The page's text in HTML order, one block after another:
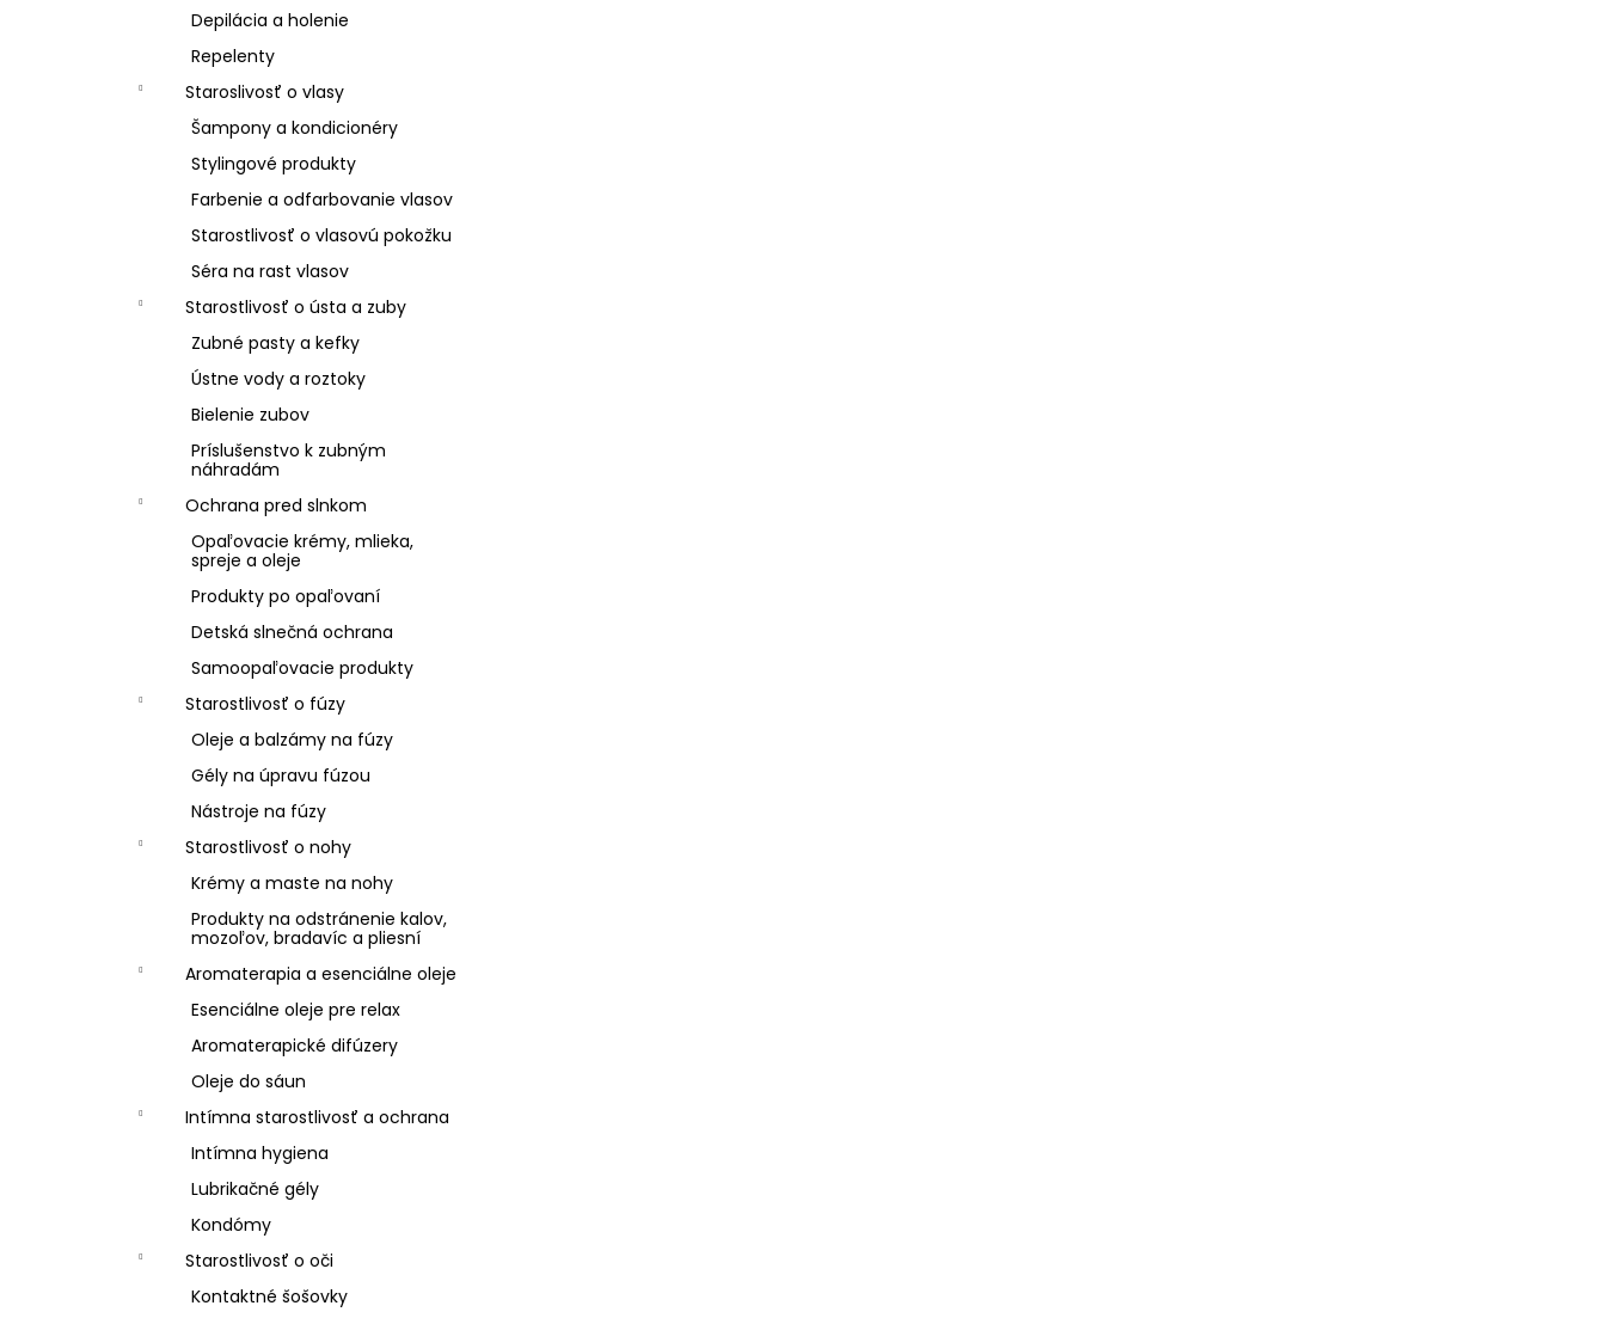
Depilácia a holenie
Repelenty
Staroslivosť o vlasy
Šampony a kondicionéry
Stylingové produkty
Farbenie a odfarbovanie vlasov
Starostlivosť o vlasovú pokožku
Séra na rast vlasov
Starostlivosť o ústa a zuby
Zubné pasty a kefky
Ústne vody a roztoky
Bielenie zubov
Príslušenstvo k zubným
náhradám
Ochrana pred slnkom
Opaľovacie krémy, mlieka,
spreje a oleje
Produkty po opaľovaní
Detská slnečná ochrana
Samoopaľovacie produkty
Starostlivosť o fúzy
Oleje a balzámy na fúzy
Gély na úpravu fúzou
Nástroje na fúzy
Starostlivosť o nohy
Krémy a maste na nohy
Produkty na odstránenie kalov,
mozoľov, bradavíc a pliesní
Aromaterapia a esenciálne oleje
Esenciálne oleje pre relax
Aromaterapické difúzery
Oleje do sáun
Intímna starostlivosť a ochrana
Intímna hygiena
Lubrikačné gély
Kondómy
Starostlivosť o oči
Kontaktné šošovky